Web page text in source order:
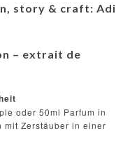
story & craft: Adi
– extrait de
oder 50ml Parfum in
mit Zerstäuber in einer